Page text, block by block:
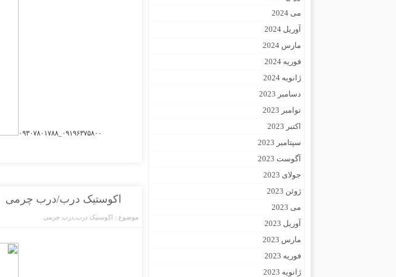
اکوستیک درب/درب چرمی
موضوع : اکوستیک درب درب چرمی
۰۹۱۹۶۳۷۵۸۰۰_۰۹۳۰۷۸۰۱۷۸۸
می 2024
آوریل 2024
مارس 2024
فوریه 2024
ژانویه 2024
دسامبر 2023
نوامبر 2023
اکتبر 2023
سپتامبر 2023
آگوست 2023
جولای 2023
ژوئن 2023
می 2023
آوریل 2023
مارس 2023
فوریه 2023
ژانویه 2023